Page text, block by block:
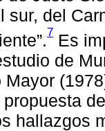
sur, del
7 Es
de
Mayor
hallazgos